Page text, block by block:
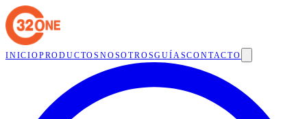
INICIOPRODUCTOSNOSOTROSGUÍASCONTACTO